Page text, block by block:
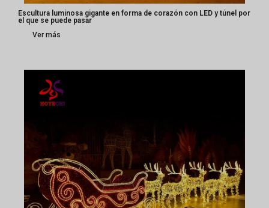
Escultura luminosa gigante en forma de corazón con LED y túnel por
el que se puede pasar
Ver más